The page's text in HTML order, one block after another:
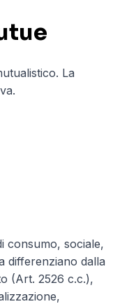
La
consumo, sociale,
differenziano dalla
(Art. 2526 c.c.),